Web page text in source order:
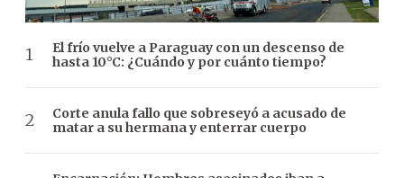
El frío vuelve a Paraguay con un descenso de
hasta 10°C: ¿Cuándo y por cuánto tiempo?
Corte anula fallo que sobreseyó a acusado de
matar a su hermana y enterrar cuerpo